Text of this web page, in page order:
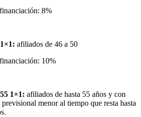
8%
afiliados de 46 a 50
10%
1×1: afiliados de hasta 55 años y con
menor al tiempo que resta hasta